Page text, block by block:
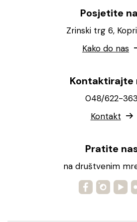
Posjetite
Zrinski trg 6,
Kako do nas
Kontaktirajte
048/622-
Kontakt
Pratite
na društvenim